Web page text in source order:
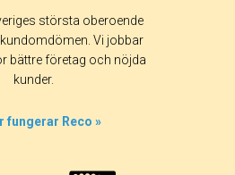
största oberoende
Vi jobbar
bättre företag och nöjda
kunder.
fungerar Reco »